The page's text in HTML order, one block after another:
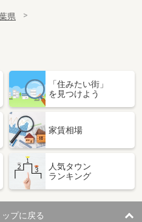
円
県八千代市村上南５丁目
ーム
野田市山崎
県
「住みたい街」
を見つけよう
家賃相場
人気タウン
ランキング
プに戻る